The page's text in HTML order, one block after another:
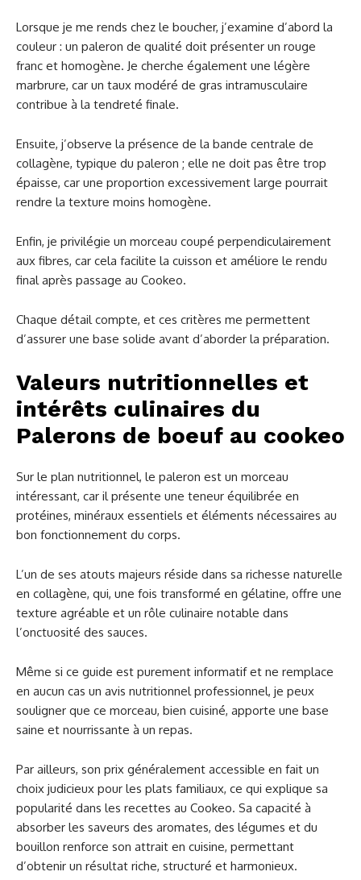
Lorsque je me rends chez le boucher, j’examine d’abord la
couleur : un paleron de qualité doit présenter un rouge
franc et homogène. Je cherche également une légère
marbrure, car un taux modéré de gras intramusculaire
contribue à la tendreté finale.
Ensuite, j’observe la présence de la bande centrale de
collagène, typique du paleron ; elle ne doit pas être trop
épaisse, car une proportion excessivement large pourrait
rendre la texture moins homogène.
Enfin, je privilégie un morceau coupé perpendiculairement
aux fibres, car cela facilite la cuisson et améliore le rendu
final après passage au Cookeo.
Chaque détail compte, et ces critères me permettent
d’assurer une base solide avant d’aborder la préparation.
Valeurs nutritionnelles et
intérêts culinaires du
Palerons de boeuf au cookeo
Sur le plan nutritionnel, le paleron est un morceau
intéressant, car il présente une teneur équilibrée en
protéines, minéraux essentiels et éléments nécessaires au
bon fonctionnement du corps.
L’un de ses atouts majeurs réside dans sa richesse naturelle
en collagène, qui, une fois transformé en gélatine, offre une
texture agréable et un rôle culinaire notable dans
l’onctuosité des sauces.
Même si ce guide est purement informatif et ne remplace
en aucun cas un avis nutritionnel professionnel, je peux
souligner que ce morceau, bien cuisiné, apporte une base
saine et nourrissante à un repas.
Par ailleurs, son prix généralement accessible en fait un
choix judicieux pour les plats familiaux, ce qui explique sa
popularité dans les recettes au Cookeo. Sa capacité à
absorber les saveurs des aromates, des légumes et du
bouillon renforce son attrait en cuisine, permettant
d’obtenir un résultat riche, structuré et harmonieux.